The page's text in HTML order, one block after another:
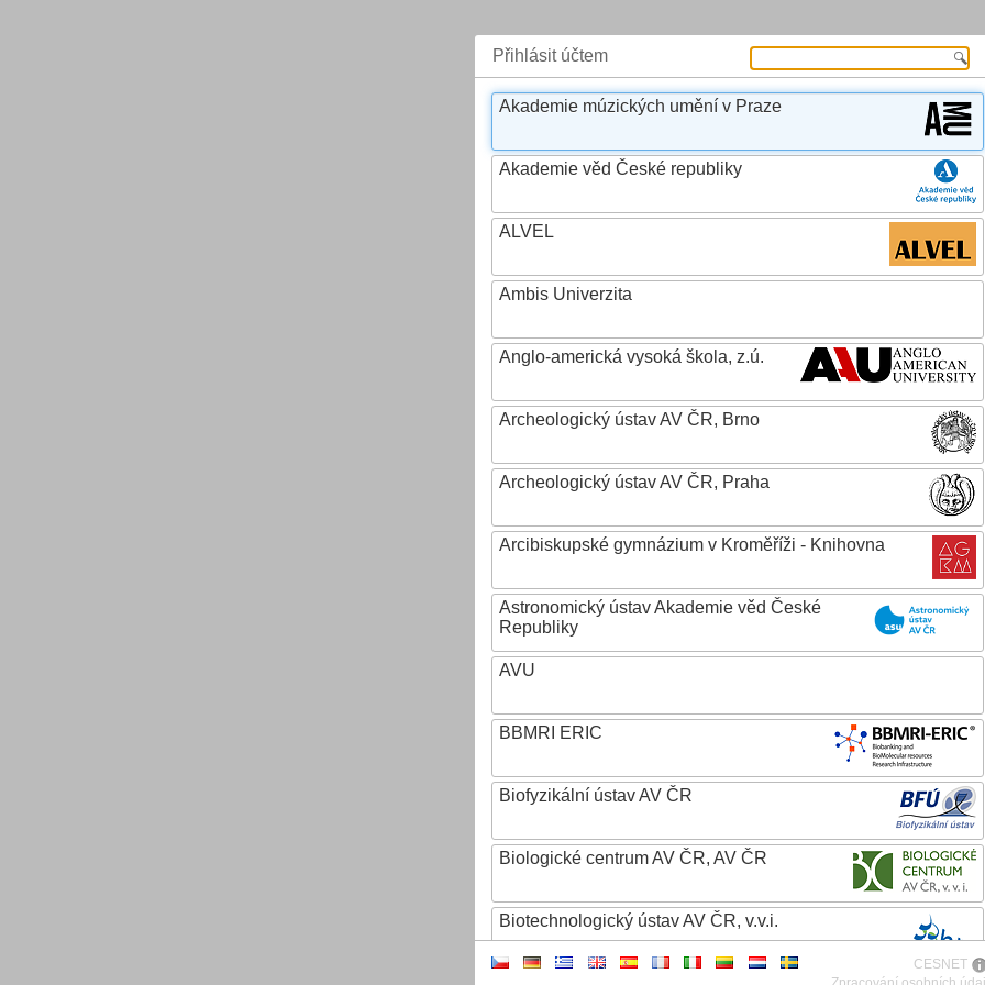
Přihlásit účtem
Akademie múzických umění v Praze
Akademie věd České republiky
ALVEL
Ambis Univerzita
Anglo-americká vysoká škola, z.ú.
Archeologický ústav AV ČR, Brno
Archeologický ústav AV ČR, Praha
Arcibiskupské gymnázium v Kroměříži - Knihovna
Astronomický ústav Akademie věd České
Republiky
AVU
BBMRI ERIC
Biofyzikální ústav AV ČR
Biologické centrum AV ČR, AV ČR
Biotechnologický ústav AV ČR, v.v.i.
CESNET